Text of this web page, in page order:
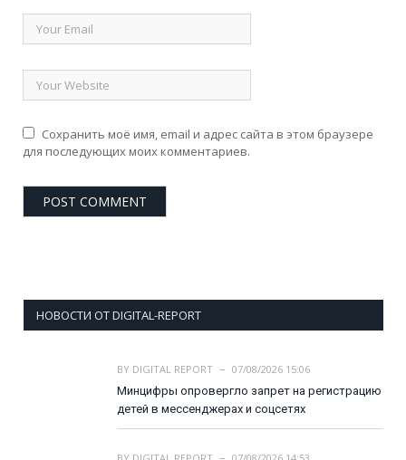
Сохранить моё имя, email и адрес сайта в этом браузере
для последующих моих комментариев.
НОВОСТИ ОТ DIGITAL-REPORT
BY DIGITAL REPORT
07/08/2026 15:06
Минцифры опровергло запрет на регистрацию
детей в мессенджерах и соцсетях